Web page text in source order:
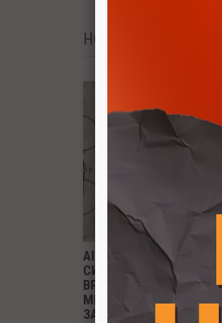
НОВИ ПРОИЗВОДИ
AIR M60 Z10 EASYSOFT -
СИСТЕМ ЗА ДРВЕНИ
ВРАТИ / ЗА 1 ВРАТА СО
МЕКО ОТВАРАЊЕ И
ЗАТВАРАЊЕ